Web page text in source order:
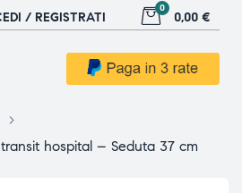
/ REGISTRATI
0
0,00 €
>
hospital – Seduta 37 cm